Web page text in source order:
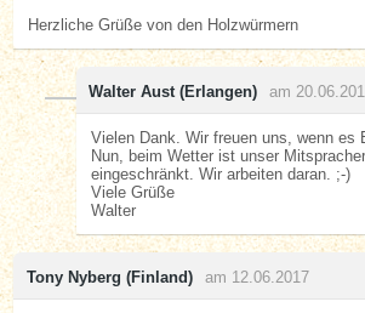
Herzliche Grüße von den Holzwürmern
Walter Aust (Erlangen) am
Vielen Dank. Wir freuen uns, wenn es
Nun, beim Wetter ist unser
eingeschränkt. Wir arbeiten daran. ;-)
Viele Grüße
Walter
Tony Nyberg (Finland) am 12.06.2017